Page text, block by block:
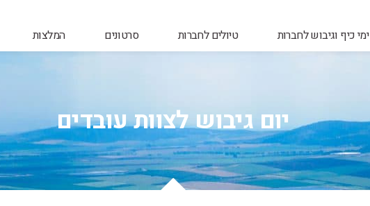
ימי כיף וגיבוש לחברות טיולים לחברות סרטונים המלצות
יום גיבוש לצוות עובדים